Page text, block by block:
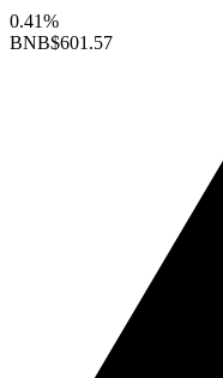
0.41%
BNB$601.57